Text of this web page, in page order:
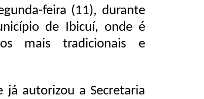
feira (11), durante
de Ibicuí, onde é
mais tradicionais e
já autorizou a Secretaria